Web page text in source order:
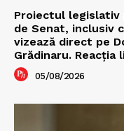
Proiectul
de Senat, inclusiv
vizează direct pe
Grădinaru. Reacția
05/08/2026